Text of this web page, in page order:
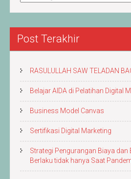
&
Artikel
Post Terakhir
RASULULLAH SAW TELADAN
Belajar AIDA di Pelatihan Digital
Business Model Canvas
Sertifikasi Digital Marketing
Strategi Pengurangan Biaya dan
Berlaku tidak hanya Saat